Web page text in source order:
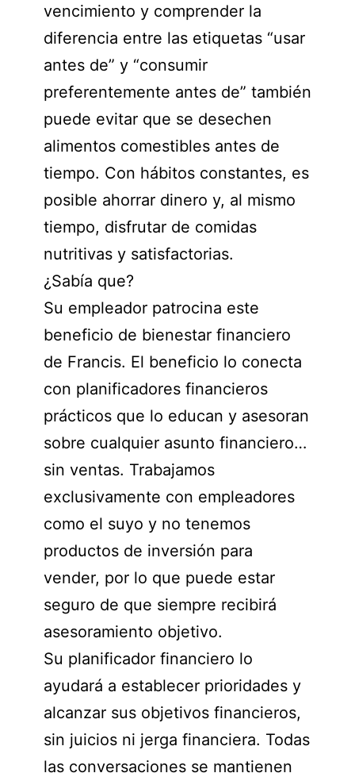
vencimiento y comprender la
diferencia entre las etiquetas “usar
antes de” y “consumir
preferentemente antes de” también
puede evitar que se desechen
alimentos comestibles antes de
tiempo. Con hábitos constantes, es
posible ahorrar dinero y, al mismo
tiempo, disfrutar de comidas
nutritivas y satisfactorias.
¿Sabía que?
Su empleador patrocina este
beneficio de bienestar financiero
de Francis. El beneficio lo conecta
con planificadores financieros
prácticos que lo educan y asesoran
sobre cualquier asunto financiero…
sin ventas. Trabajamos
exclusivamente con empleadores
como el suyo y no tenemos
productos de inversión para
vender, por lo que puede estar
seguro de que siempre recibirá
asesoramiento objetivo.
Su planificador financiero lo
ayudará a establecer prioridades y
alcanzar sus objetivos financieros,
sin juicios ni jerga financiera. Todas
las conversaciones se mantienen